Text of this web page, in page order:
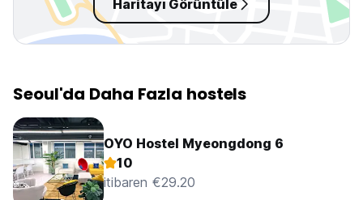
Haritayı Görüntüle
Seoul'da Daha Fazla hostels
OYO Hostel Myeongdong 6
10
itibaren €29.20